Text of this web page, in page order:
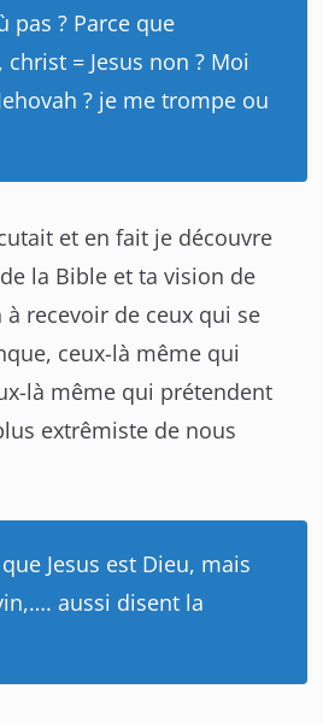
pas ? Parce que
= Jesus non ? Moi
? je me trompe ou
et en fait je découvre
la Bible et ta vision de
à recevoir de ceux qui se
ceux-là même qui
là même qui prétendent
extrêmiste de nous
Jesus est Dieu, mais
aussi disent la